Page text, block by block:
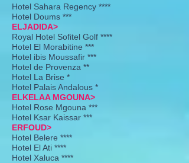
Hotel Sahara Regency ****
Hotel Doums ***
ELJADIDA>
Royal Hotel Sofitel Golf ****
Hotel El Morabitine ***
Hotel ibis Moussafir ***
Hotel de Provenza **
Hotel La Brise *
Hotel Palais Andalous *
ELKELAA MGOUNA>
Hotel Rose Mgouna ***
Hotel Ksar Kaissar ***
ERFOUD>
Hotel Belere ****
Hotel El Ati ****
Hotel Xaluca ****